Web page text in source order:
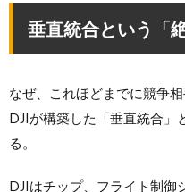
垂直統合という「
なぜ、これほどまでに競争
DJIが構築した「垂直統合」
る。
DJIはチップ、フライト制御